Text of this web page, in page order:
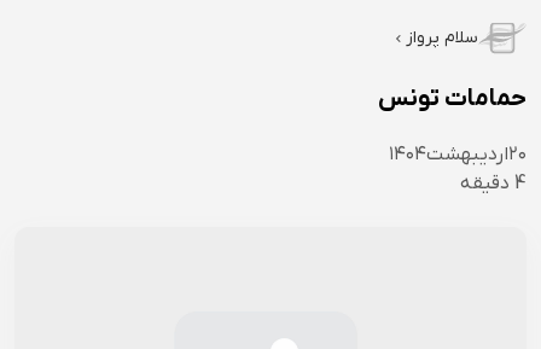
سلام پرواز
حمامات تونس
۲۰اردیبهشت۱۴۰۴
4 دقیقه